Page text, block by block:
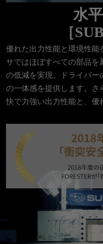
水
［
優れた出力性能と環境性能
サではほぼすべての部品
の低減を実現。ドライバー
の一体感を提供します。さ
快で力強い出力性能と、優